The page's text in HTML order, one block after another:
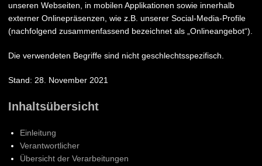
unseren Webseiten, in mobilen Applikationen sowie innerhalb
externer Onlinepräsenzen, wie z.B. unserer Social-Media-Profile
(nachfolgend zusammenfassend bezeichnet als „Onlineangebot“).
Die verwendeten Begriffe sind nicht geschlechtsspezifisch.
Stand: 28. November 2021
Inhaltsübersicht
Einleitung
Verantwortlicher
Übersicht der Verarbeitungen